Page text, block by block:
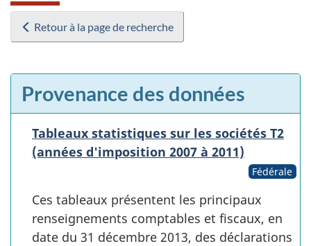
Retour à la page de recherche
Provenance des données
Tableaux statistiques sur les sociétés T2
(années d'imposition 2007 à 2011)
Fédérale
Ces tableaux présentent les principaux
renseignements comptables et fiscaux, en
date du 31 décembre 2013, des déclarations